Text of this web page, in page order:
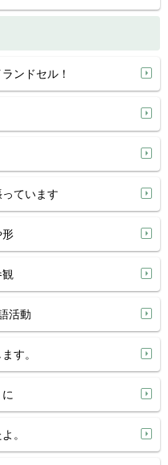
ンドセル！
ています
活動
す。
。